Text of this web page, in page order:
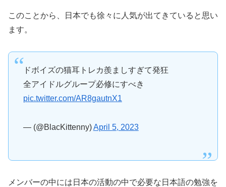
このことから、日本でも徐々に人気が出てきていると思い
ます。
ドボイズの猫耳トレカ羨ましすぎて発狂
全アイドルグループ必修にすべき
pic.twitter.com/AR8gautnX1
— (@BlacKittenny)April 5, 2023
メンバーの中には日本の活動の中で必要な日本語の勉強を